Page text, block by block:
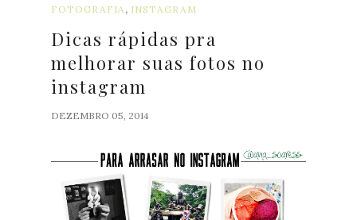
FOTOGRAFIA, INSTAGRAM
Dicas rápidas pra
melhorar suas fotos no
instagram
DEZEMBRO 05, 2014